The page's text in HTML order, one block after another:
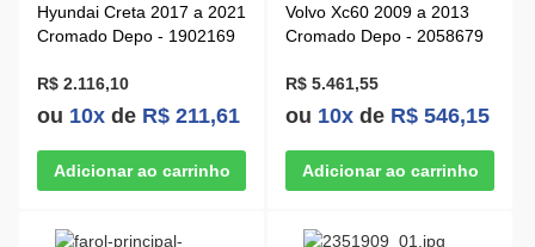
Hyundai Creta 2017 a 2021
Cromado Depo - 1902169
R$ 2.116,10
ou 10x de R$ 211,61
Volvo Xc60 2009 a 2013
Cromado Depo - 2058679
R$ 5.461,55
ou 10x de R$ 546,15